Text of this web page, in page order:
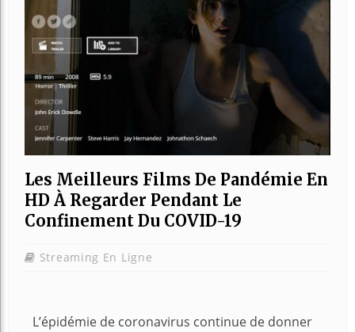
Les Meilleurs Films De Pandémie En
HD À Regarder Pendant Le
Confinement Du COVID-19
Streaming En Ligne
L’épidémie de coronavirus continue de donner